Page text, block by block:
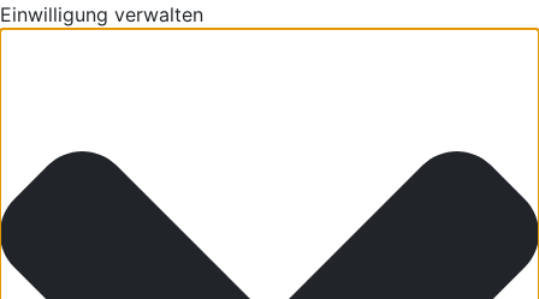
Einwilligung verwalten